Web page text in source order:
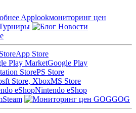
Applookмониторинг цен
Новости
App Store
Google Play
PS Store
MS Store
Nintendo eShop
Steam
GOG